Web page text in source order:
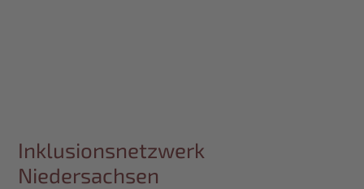
Inklusionsnetzwerk
Niedersachsen